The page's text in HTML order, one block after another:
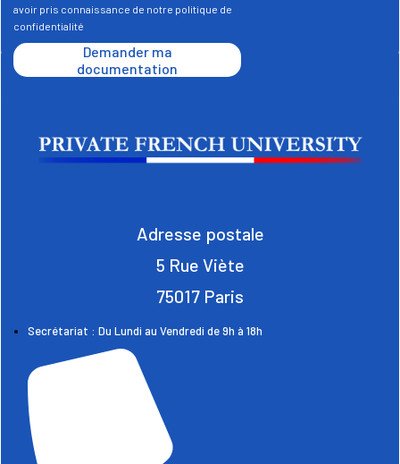
avoir pris connaissance de notre politique de
confidentialité
Demander ma
documentation
Adresse postale
5 Rue Viète
75017 Paris
Secrétariat : Du Lundi au Vendredi de 9h à 18h